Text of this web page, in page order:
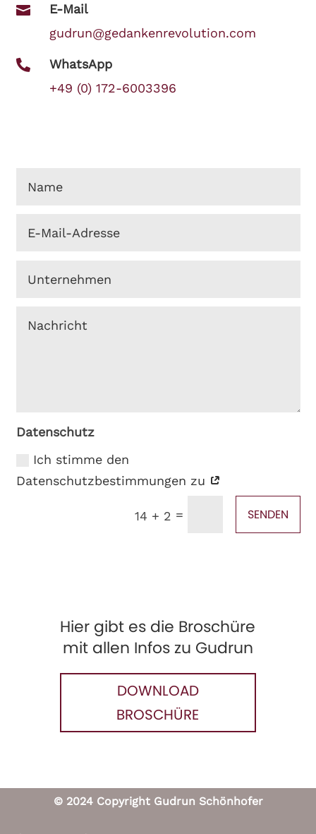

E-Mail
gudrun@gedankenrevolution.com

WhatsApp
+49 (0) 172-6003396
Datenschutz
Ich stimme den
Datenschutzbestimmungen zu
14 + 2 = SENDEN
Hier gibt es die Broschüre
mit allen Infos zu Gudrun
DOWNLOAD
BROSCHÜRE
© 2024 Copyright Gudrun Schönhofer